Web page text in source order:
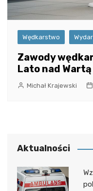
Wędkarstwo
Zawody
Lato nad
Michał Krajewski
Aktualności